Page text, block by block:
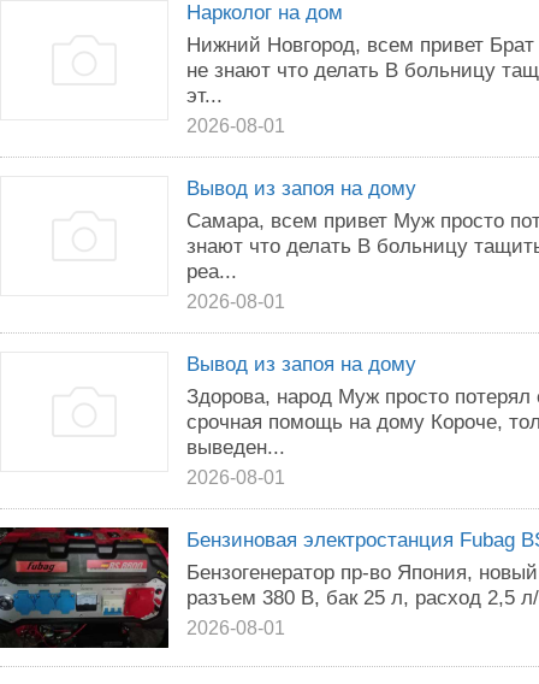
Нарколог на дом
Нижний Новгород, всем привет
не знают что делать В больницу
эт...
2026-08-01
Вывод из запоя на дому
Самара, всем привет Муж просто
знают что делать В больницу
реа...
2026-08-01
Вывод из запоя на дому
Здорова, народ Муж просто
срочная помощь на дому Короче,
выведен...
2026-08-01
Бензиновая электростанция Fubag
Бензогенератор пр-во Япония,
разъем 380 В, бак 25 л, расход 2,5
2026-08-01